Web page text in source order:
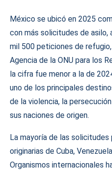
México se ubicó en 2025
con más solicitudes de asilo,
mil 500 peticiones de
Agencia de la ONU para los
la cifra fue menor a la de
uno de los principales
de la violencia, la
sus naciones de origen.
La mayoría de las solicitudes
originarias de Cuba,
Organismos internacionales